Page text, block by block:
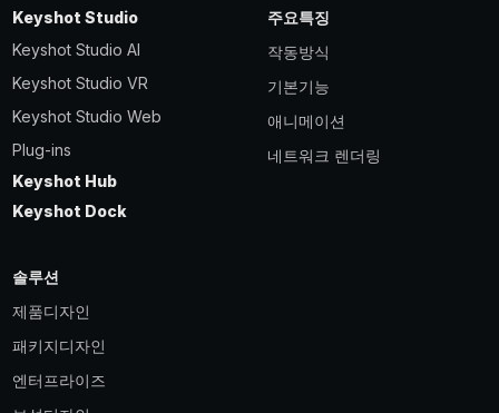
Keyshot Studio
Keyshot Studio AI
Keyshot Studio VR
Keyshot Studio Web
Plug-ins
Keyshot Hub
Keyshot Dock
주요특징
작동방식
기본기능
애니메이션
네트워크 렌더링
솔루션
제품디자인
패키지디자인
엔터프라이즈